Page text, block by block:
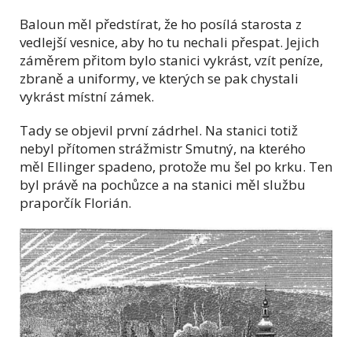
Baloun měl předstírat, že ho posílá starosta z
vedlejší vesnice, aby ho tu nechali přespat. Jejich
záměrem přitom bylo stanici vykrást, vzít peníze,
zbraně a uniformy, ve kterých se pak chystali
vykrást místní zámek.
Tady se objevil první zádrhel. Na stanici totiž
nebyl přítomen strážmistr Smutný, na kterého
měl Ellinger spadeno, protože mu šel po krku. Ten
byl právě na pochůzce a na stanici měl službu
praporčík Florián.